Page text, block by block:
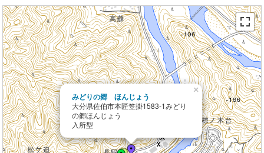
みどりの郷 ほんじょう
大分県佐伯市本匠笠掛1583-1みどり
の郷ほんじょう
入所型
×